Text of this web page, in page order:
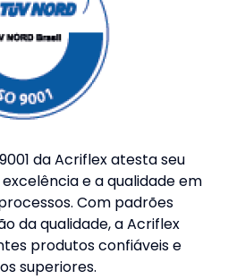
daAcriflexatesta seu
e a qualidade em
Com padrões
da qualidade, a Acriflex
produtos confiáveis e
superiores.